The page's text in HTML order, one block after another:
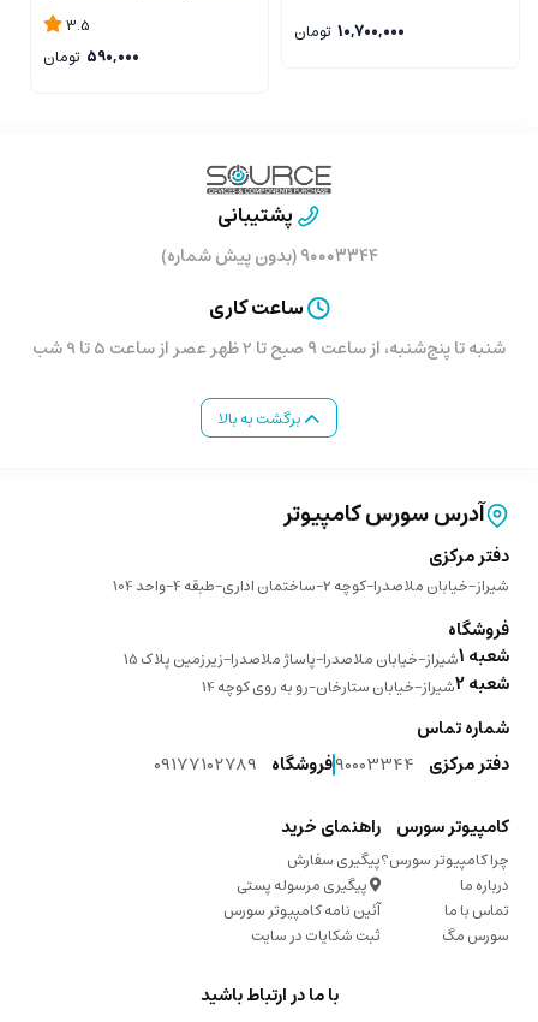
10,700,000 تومان
3.5
590,000 تومان
پشتیبانی
۹۰۰۰۳۳۴۴ (بدون پیش شماره)
ساعت کاری
شنبه تا پنج‌شنبه، از ساعت ۹ صبح تا 2 ظهر عصر از ساعت 5 تا 9 شب
برگشت به بالا
آدرس سورس کامپیوتر
دفتر مرکزی
شیراز-خیابان ملاصدرا-کوچه 2-ساختمان اداری-طبقه 4-واحد 104
فروشگاه
شعبه 1 شیراز-خیابان ملاصدرا-پاساژ ملاصدرا-زیرزمین پلاک 15
شعبه 2 شیراز-خیابان ستارخان-رو به روی کوچه 14
شماره تماس
دفتر مرکزی 90003344فروشگاه 09177102789
کامپیوتر سورس
چرا کامپیوتر سورس؟
درباره ما
تماس با ما
سورس مگ
راهنمای خرید
پیگیری سفارش
پیگیری مرسوله پستی
آئین نامه کامپیوتر سورس
ثبت شکایات در سایت
با ما در ارتباط باشید